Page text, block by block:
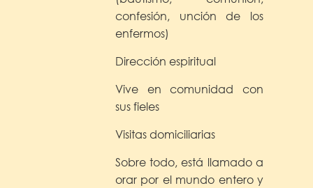
confesión, unción de los
enfermos)
Dirección espiritual
Vive en comunidad con
sus fieles
Visitas domiciliarias
Sobre todo, está llamado a
orar por el mundo entero y